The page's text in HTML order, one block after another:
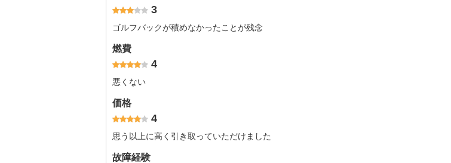
3
ゴルフバックが積めなかったことが残念
燃費
4
悪くない
価格
4
思う以上に高く引き取っていただけました
故障経験